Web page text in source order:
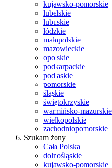
kujawsko-pomorskie
lubelskie
lubuskie
łódzkie
małopolskie
mazowieckie
opolskie
podkarpackie
podlaskie
pomorskie
śląskie
świętokrzyskie
warmińsko-mazurskie
wielkopolskie
zachodniopomorskie
Szukam żony
Cała Polska
dolnośląskie
kujawsko-pomorskie